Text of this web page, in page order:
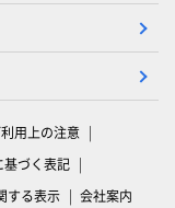
利用上の注意
基づく表記
する表示 会社案内